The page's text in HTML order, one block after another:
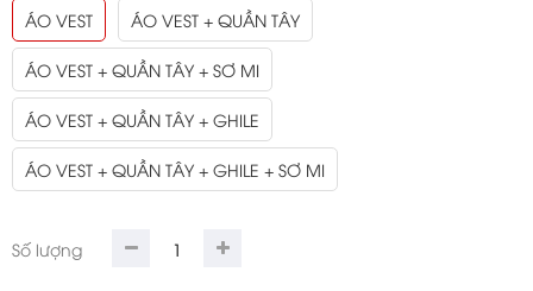
ÁO VEST ÁO VEST + QUẦN TÂY
ÁO VEST + QUẦN TÂY + SƠ MI
ÁO VEST + QUẦN TÂY + GHILE
ÁO VEST + QUẦN TÂY + GHILE + SƠ MI
Số lượng